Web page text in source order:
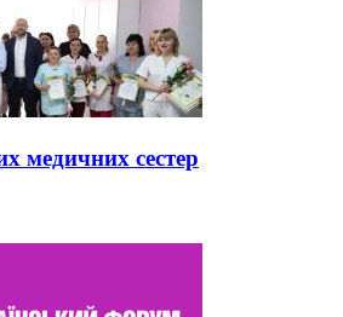
медичних сестер